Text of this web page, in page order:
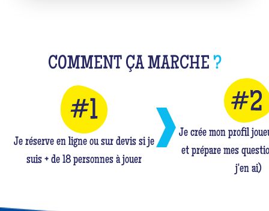
COMMENT ÇA MARCHE ?
Je réserve en ligne ou sur devis si je
suis + de 18 personnes à jouer
Je crée mon profil
et prépare mes
j'en ai)